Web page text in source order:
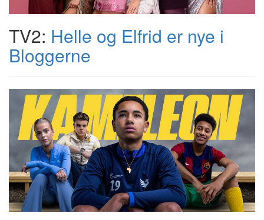
TV2: Helle og Elfrid er nye i
Bloggerne